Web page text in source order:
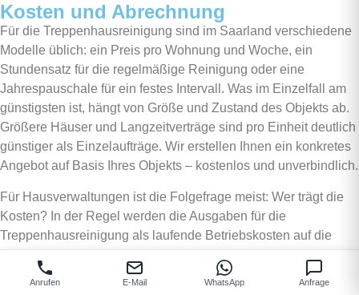
Kosten und Abrechnung
Für die Treppenhausreinigung sind im Saarland verschiedene
Modelle üblich: ein Preis pro Wohnung und Woche, ein
Stundensatz für die regelmäßige Reinigung oder eine
Jahrespauschale für ein festes Intervall. Was im Einzelfall am
günstigsten ist, hängt von Größe und Zustand des Objekts ab.
Größere Häuser und Langzeitverträge sind pro Einheit deutlich
günstiger als Einzelaufträge. Wir erstellen Ihnen ein konkretes
Angebot auf Basis Ihres Objekts – kostenlos und unverbindlich.
Für Hausverwaltungen ist die Folgefrage meist: Wer trägt die
Kosten? In der Regel werden die Ausgaben für die
Treppenhausreinigung als laufende Betriebskosten auf die
Mieter umgelegt. Die Reinigung der Gemeinschaftsflächen
zählt nach der
Betriebskostenverordnung
Anrufen E-Mail WhatsApp Anfrage